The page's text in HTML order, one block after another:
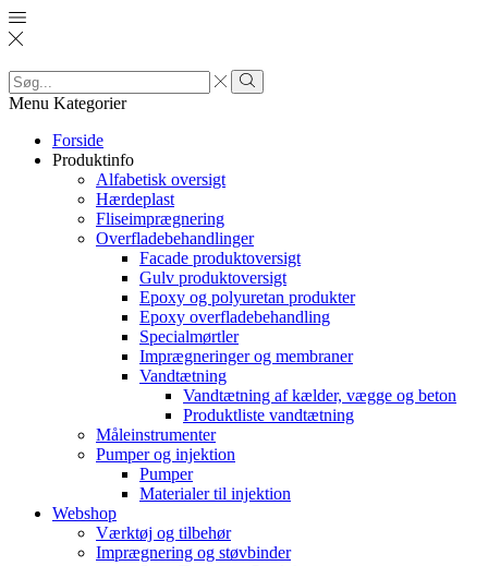
Search
input
Search
Menu Kategorier
Forside
Produktinfo
Alfabetisk oversigt
Hærdeplast
Fliseimprægnering
Overfladebehandlinger
Facade produktoversigt
Gulv produktoversigt
Epoxy og polyuretan produkter
Epoxy overfladebehandling
Specialmørtler
Imprægneringer og membraner
Vandtætning
Vandtætning af kælder, vægge og beton
Produktliste vandtætning
Måleinstrumenter
Pumper og injektion
Pumper
Materialer til injektion
Webshop
Værktøj og tilbehør
Imprægnering og støvbinder